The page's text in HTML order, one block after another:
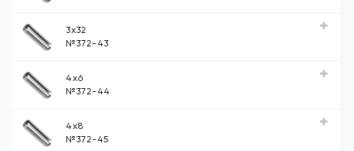
3x32
№372-43
4x6
№372-44
4x8
№372-45